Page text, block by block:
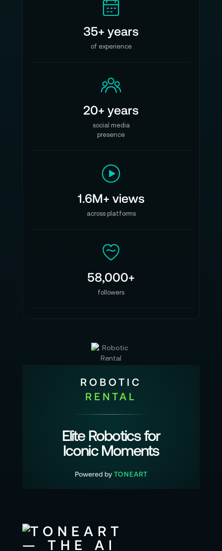
35+ years
of experience
20+ years
social media
presence
1.6M+ views
across platforms
58,000+
followers
ROBOTIC
RENTAL
Elite Robotics for
Iconic Moments
Powered by TONEART